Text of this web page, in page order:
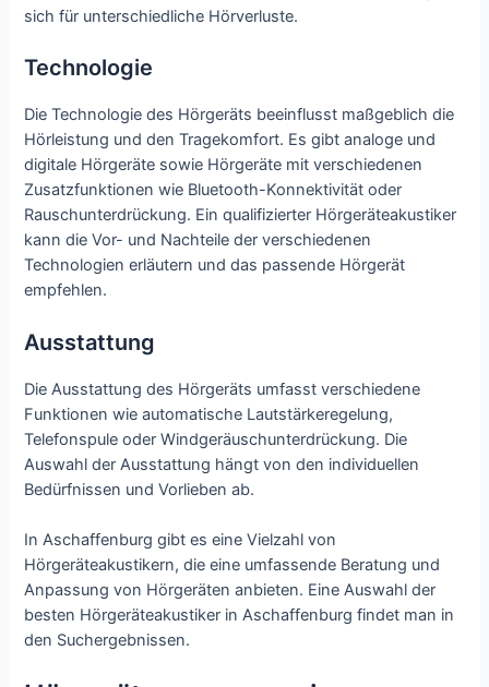
sich für unterschiedliche Hörverluste.
Technologie
Die Technologie des Hörgeräts beeinflusst maßgeblich die
Hörleistung und den Tragekomfort. Es gibt analoge und
digitale Hörgeräte sowie Hörgeräte mit verschiedenen
Zusatzfunktionen wie Bluetooth-Konnektivität oder
Rauschunterdrückung. Ein qualifizierter Hörgeräteakustiker
kann die Vor- und Nachteile der verschiedenen
Technologien erläutern und das passende Hörgerät
empfehlen.
Ausstattung
Die Ausstattung des Hörgeräts umfasst verschiedene
Funktionen wie automatische Lautstärkeregelung,
Telefonspule oder Windgeräuschunterdrückung. Die
Auswahl der Ausstattung hängt von den individuellen
Bedürfnissen und Vorlieben ab.
In Aschaffenburg gibt es eine Vielzahl von
Hörgeräteakustikern, die eine umfassende Beratung und
Anpassung von Hörgeräten anbieten. Eine Auswahl der
besten Hörgeräteakustiker in Aschaffenburg findet man in
den Suchergebnissen.